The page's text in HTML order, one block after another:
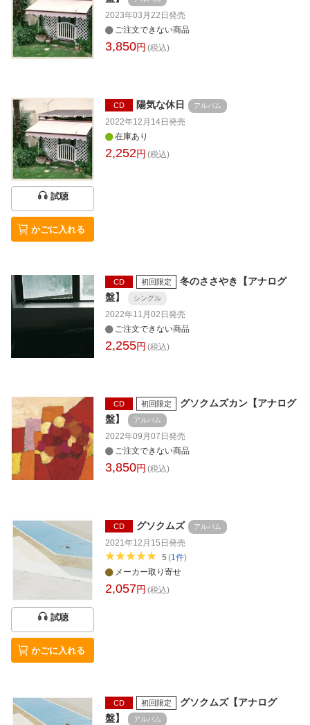
2023年03月22日 発売
ご注文できない商品
3,850円 (税込)
試聴
かごに入れる
CD 陽気な休日 アルバム
2022年12月14日 発売
在庫あり
2,252円 (税込)
CD 初回限定
冬のささやき【アナログ
盤】
シングル
2022年11月02日 発売
ご注文できない商品
2,255円 (税込)
CD 初回限定
グソクムズカン【アナログ
盤】
アルバム
2022年09月07日 発売
ご注文できない商品
3,850円 (税込)
試聴
かごに入れる
CD グソクムズ アルバム
2021年12月15日 発売
5(1件)
メーカー取り寄せ
2,057円 (税込)
CD 初回限定
グソクムズ【アナログ
盤】
アルバム